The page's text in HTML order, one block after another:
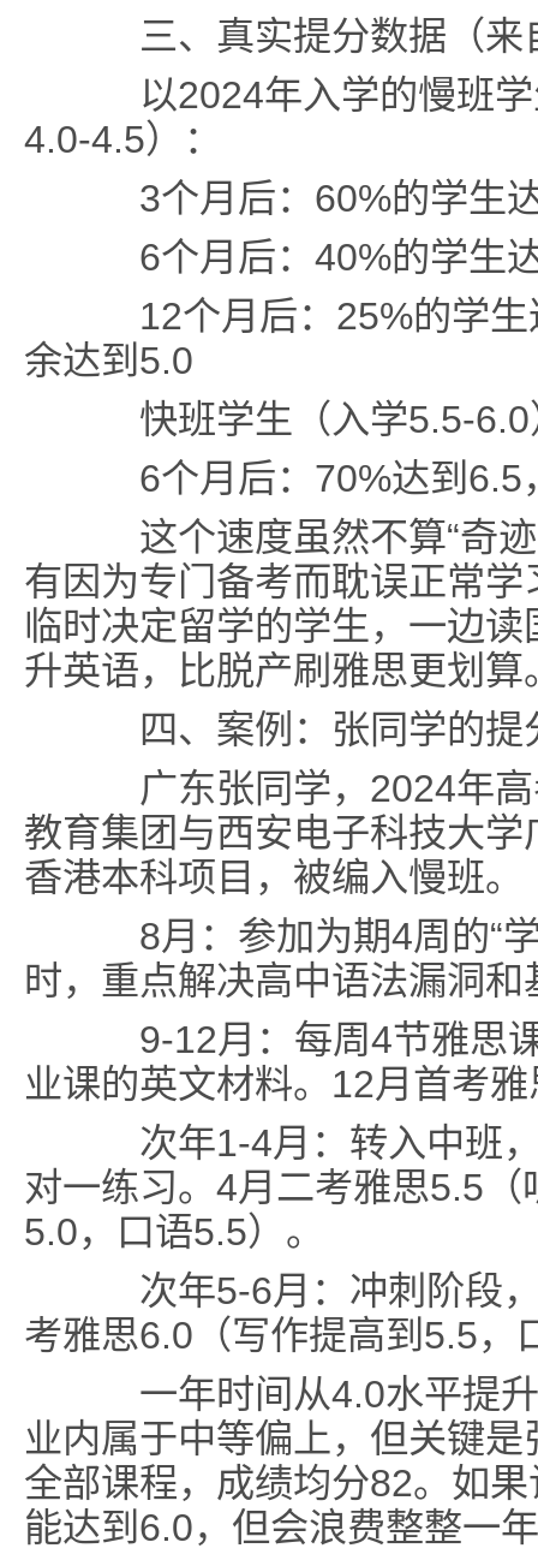
三、真实提分数据（
以2024年入学的慢班学
4.0-4.5）：
3个月后：60%的学生
6个月后：40%的学生
12个月后：25%的学生
余达到5.0
快班学生（入学5.5-6.0
6个月后：70%达到6.5
这个速度虽然不算“奇迹
有因为专门备考而耽误正常
临时决定留学的学生，一边
升英语，比脱产刷雅思更划算
四、案例：张同学的提
广东张同学，2024年高
教育集团与西安电子科技大
香港本科项目，被编入慢班。
8月 ：参加为期4周的“
时，重点解决高中语法漏洞和
9-12月 ：每周4节雅思
业课的英文材料。12月首考
次年1-4月 ：转入中班
对一练习。4月二考雅思5.5
5.0，口语5.5）。
次年5-6月 ：冲刺阶段
考雅思6.0（写作提高到5.5，
一年时间从4.0水平提升
业内属于中等偏上，但关键
全部课程，成绩均分82。如
能达到6.0，但会浪费整整一